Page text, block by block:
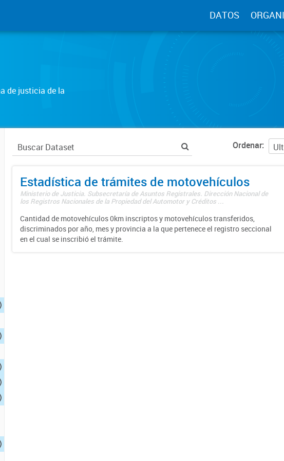
DATOS
de justicia de la
Ordenar
Estadística de trámites de motovehículos
Ministerio de Justicia. Subsecretaría de Asuntos Registrales. Dirección Nacional de
los Registros Nacionales de la Propiedad del Automotor y Créditos ...
Cantidad de motovehículos 0km inscriptos y motovehículos transferidos,
discriminados por año, mes y provincia a la que pertenece el registro seccional
en el cual se inscribió el trámite.